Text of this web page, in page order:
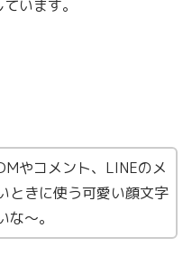
います。
やコメント、LINEのメ
ときに使う可愛い顔文字
〜。